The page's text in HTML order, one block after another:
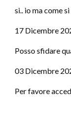
si.. io ma come
17 Dicembre
Posso sfidare
03 Dicembre
Per favore